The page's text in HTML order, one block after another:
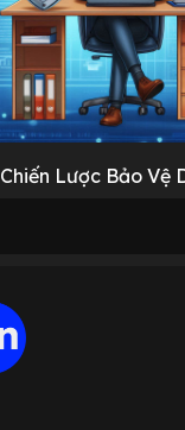
Chiến Lược Bảo Vệ